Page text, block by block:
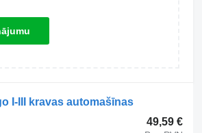
I-III kravas automašīnas
49,59 €